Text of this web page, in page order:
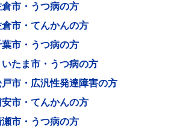
市・うつ病の方
市・てんかんの方
市・うつ病の方
たま市・うつ病の方
市・広汎性発達障害の方
市・てんかんの方
市・うつ病の方